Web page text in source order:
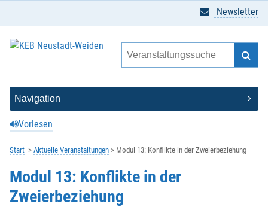
Vorlesen
Newsletter
Start Aktuelle Veranstaltungen Modul 13: Konflikte in der Zweierbeziehung
Modul 13: Konflikte in der
Zweierbeziehung